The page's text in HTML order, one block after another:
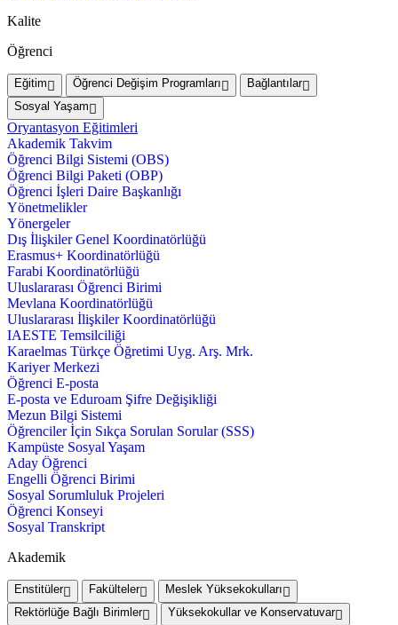
Kalite
Öğrenci
Eğitim Öğrenci Değişim Programları
Bağlantılar
Sosyal Yaşam
Oryantasyon Eğitimleri
Akademik Takvim
Öğrenci Bilgi Sistemi (OBS)
Öğrenci Bilgi Paketi (OBP)
Öğrenci İşleri Daire Başkanlığı
Yönetmelikler
Yönergeler
Dış İlişkiler Genel Koordinatörlüğü
Erasmus+ Koordinatörlüğü
Farabi Koordinatörlüğü
Uluslararası Öğrenci Birimi
Mevlana Koordinatörlüğü
Uluslararası İlişkiler Koordinatörlüğü
IAESTE Temsilciliği
Karaelmas Türkçe Öğretimi Uyg. Arş. Mrk.
Kariyer Merkezi
Öğrenci E-posta
E-posta ve Eduroam Şifre Değişikliği
Mezun Bilgi Sistemi
Öğrenciler İçin Sıkça Sorulan Sorular (SSS)
Kampüste Sosyal Yaşam
Aday Öğrenci
Engelli Öğrenci Birimi
Sosyal Sorumluluk Projeleri
Öğrenci Konseyi
Sosyal Transkript
Akademik
Enstitüler Fakülteler
Meslek Yüksekokulları
Rektörlüğe Bağlı Birimler
Yüksekokullar ve Konservatuvar